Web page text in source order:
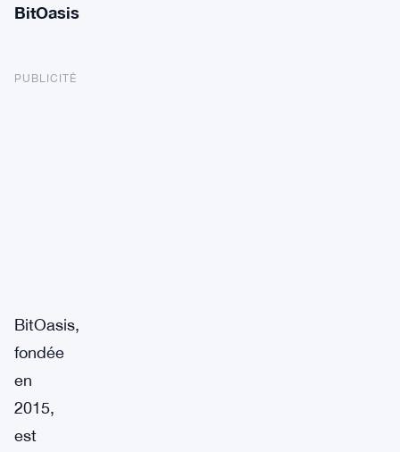
BitOasis
PUBLICITÉ
BitOasis,
fondée
en
2015,
est